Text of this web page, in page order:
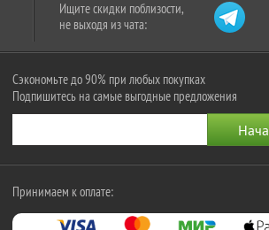
Ищите скидки поблизости,
не выходя из чата:
Сэкономьте до 90% при любых покупках
Подпишитесь на самые выгодные предложения
Принимаем к оплате: